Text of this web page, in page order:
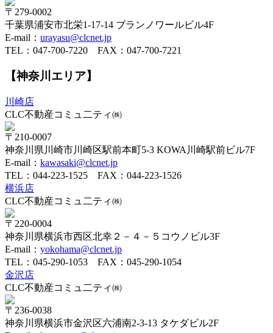
〒279-0002
千葉県浦安市北栄1-17-14 ブランノワールビル4F
E-mail： urayasu@clcnet.jp
TEL： 047-700-7220 FAX：047-700-7221
【神奈川エリア】
川崎店
CLC不動産コミュ二ティ㈱
〒210-0007
神奈川県川崎市川崎区駅前本町5-3 KOWA川崎駅前ビル7F
E-mail： kawasaki@clcnet.jp
TEL： 044-223-1525 FAX：044-223-1526
横浜店
CLC不動産コミュ二ティ㈱
〒220-0004
神奈川県横浜市西区北幸２－４－５コウノビル3F
E-mail： yokohama@clcnet.jp
TEL： 045-290-1053 FAX：045-290-1054
金沢店
CLC不動産コミュ二ティ㈱
〒236-0038
神奈川県横浜市金沢区六浦南2-3-13 タケダビル2F